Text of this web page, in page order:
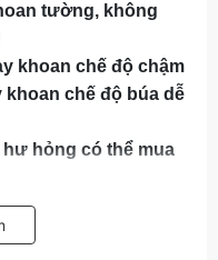
tường, không
khoan chế độ chậm
chế độ búa dễ
hỏng có thể mua
làm từ thép hợp kim
chịu lực tốt trong